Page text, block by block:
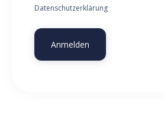
Datenschutzerklärung